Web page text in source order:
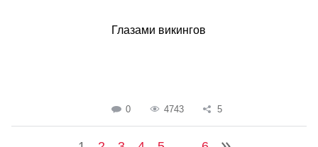
Глазами викингов
0 4743 5